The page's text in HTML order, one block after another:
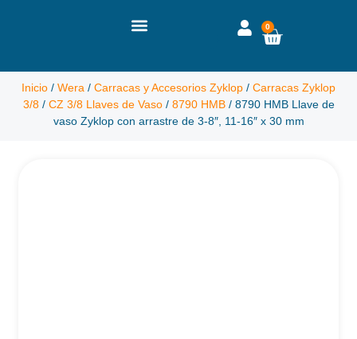
0
Inicio / Wera / Carracas y Accesorios Zyklop / Carracas Zyklop
3/8/ CZ 3/8 Llaves de Vaso/ 8790 HMB/ 8790 HMB Llave de
vaso Zyklop con arrastre de 3-8″, 11-16″ x 30 mm